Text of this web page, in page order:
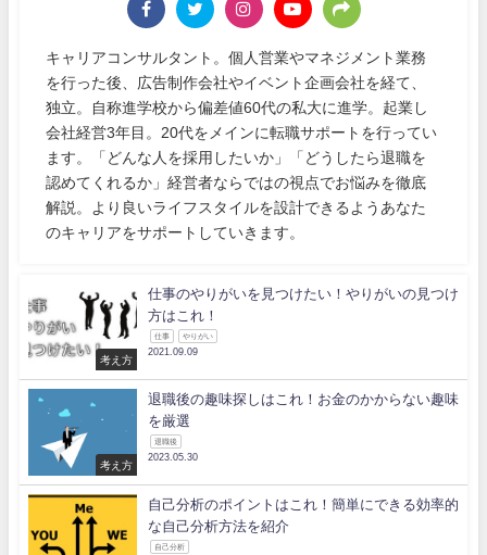
キャリアコンサルタント。個人営業やマネジメント業務
を行った後、広告制作会社やイベント企画会社を経て、
独立。自称進学校から偏差値60代の私大に進学。起業し
会社経営3年目。20代をメインに転職サポートを行ってい
ます。「どんな人を採用したいか」「どうしたら退職を
認めてくれるか」経営者ならではの視点でお悩みを徹底
解説。より良いライフスタイルを設計できるようあなた
のキャリアをサポートしていきます。
考え方
仕事のやりがいを見つけたい！やりがいの見つけ
方はこれ！
仕事 やりがい
2021.09.09
考え方
退職後の趣味探しはこれ！お金のかからない趣味
を厳選
退職後
2023.05.30
自己分析のポイントはこれ！簡単にできる効率的
な自己分析方法を紹介
自己分析